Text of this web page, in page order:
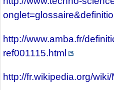
http://www.amba.fr/
ref001115.html
http://fr.wikipedia.org/wiki/